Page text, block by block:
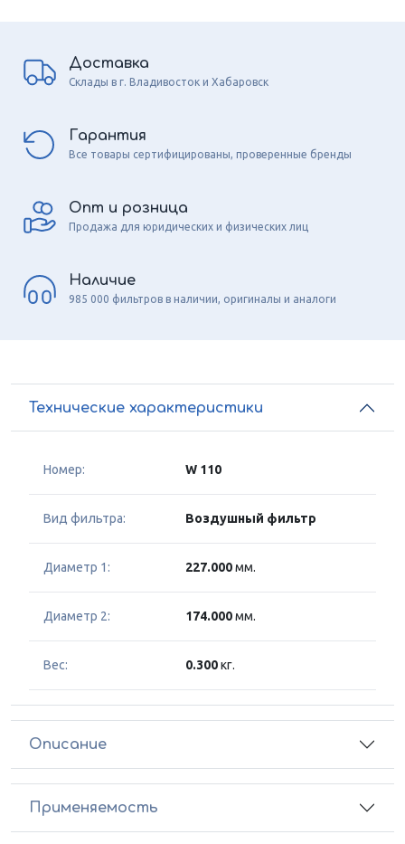
Доставка
Склады в г. Владивосток и Хабаровск
Гарантия
Все товары сертифицированы, проверенные бренды
Опт и розница
Продажа для юридических и физических лиц
Наличие
985 000 фильтров в наличии, оригиналы и аналоги
Технические характеристики
Номер: W 110
Вид фильтра: Воздушный фильтр
Диаметр 1: 227.000мм.
Диаметр 2: 174.000мм.
Вес: 0.300кг.
Описание
Применяемость